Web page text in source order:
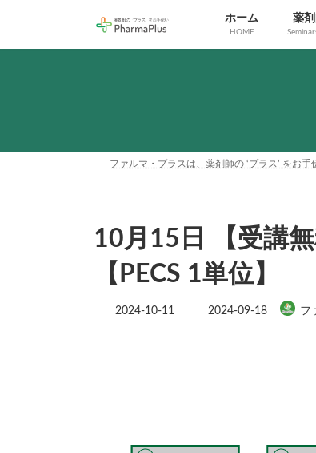
ホーム
HOME
薬
ファルマ・プラスは、薬剤師の ‘プラス’ をお手
10月15日 【受講
【PECS 1単位】
2024-10-11
最
2024-09-18 フ